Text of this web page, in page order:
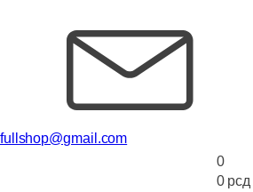
fullshop@gmail.com
0
0 рсд